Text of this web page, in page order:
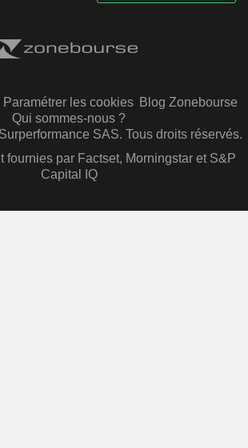
Paramétrer les cookies Blog Zonebourse
Qui sommes-nous ?
SAS. Tous droits réservés.
fournies par Factset, Morningstar et S&P
Capital IQ